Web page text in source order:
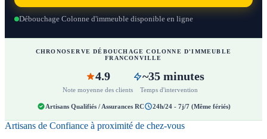
Débouchage Colonne d'immeuble disponible en ligne
CHRONOSERVE DÉBOUCHAGE COLONNE D'IMMEUBLE
FRANCONVILLE
4.9
Note moyenne des clients
~35 minutes
Temps d'intervention
Artisans Qualifiés / Assurances RC 24h/24 - 7j/7 (Même fériés)
Artisans de Confiance à proximité de chez-vous